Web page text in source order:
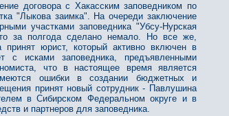
договора с Хакасским заповедником по
"Лыкова заимка". На очереди заключение
участками заповедника "Убсу-Нурская
за полгода сделано немало. Но все же,
юрист, который активно включен в
исками заповедника, предъявленными
что в настоящее время является
ошибки в создании бюджетных и
принят новый сотрудник - Павлушина
в Сибирском Федеральном округе и в
и партнеров для заповедника.